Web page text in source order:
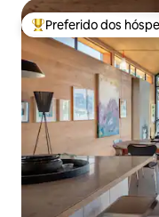
Entre os melhores
Preferido dos